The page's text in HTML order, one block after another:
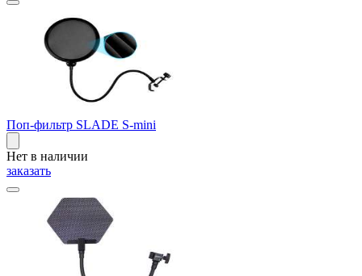
Поп-фильтр SLADE S-mini
Нет в наличии
заказать